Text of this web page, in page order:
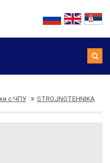
с ЧПУ STROJNOTEHNIKA